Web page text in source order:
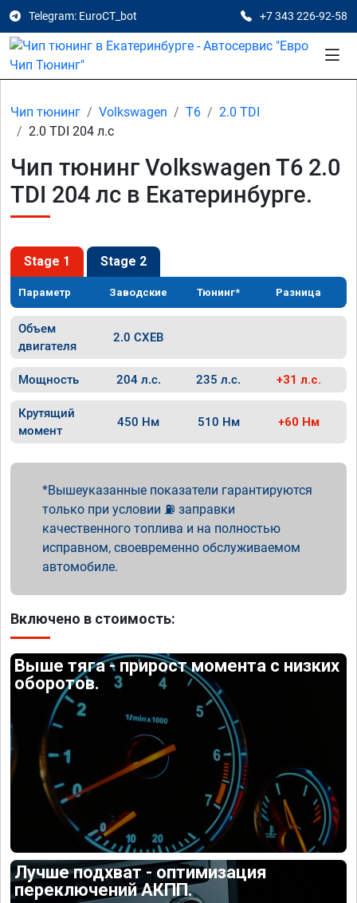
Telegram: EuroCT_bot +7 343 226-92-58
Чип тюнинг Volkswagen T6
2.0 TDI
2.0 TDI 204 л.с
Чип тюнинг Volkswagen T6 2.0
TDI 204 лс в Екатеринбурге.
Stage 1 Stage 2
Параметр Заводские Тюнинг* Разница
Объем
двигателя
2.0 CXEB
Мощность 204 л.с. 235 л.с. +31 л.с.
Крутящий
момент
450 Нм 510 Нм +60 Нм
Вышеуказанные показатели гарантируются
только при условии ⛽ заправки
качественного топлива и на полностью
исправном, своевременно обслуживаемом
автомобиле.
Включено в стоимость:
Выше тяга - прирост момента с низких
оборотов.
Лучше подхват - оптимизация
переключений АКПП.